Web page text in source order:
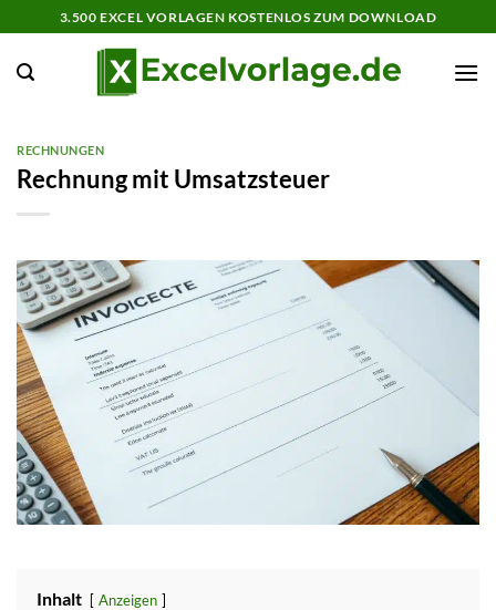
Inhalt
springen
3.500 EXCEL VORLAGEN KOSTENLOS ZUM DOWNLOAD
RECHNUNGEN
Rechnung mit Umsatzsteuer
Inhalt Anzeigen